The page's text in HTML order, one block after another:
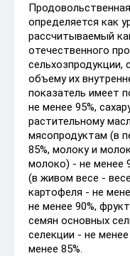
определяется как
рассчитываемый
отечественного
сельхозпродукции,
объему их
показатель имеет
не менее 95%,
растительному
мясопродуктам (в
85%, молоку и
молоко) - не менее
(в живом весе -
картофеля - не
не менее 90%,
семян основных
селекции - не
менее 85%.